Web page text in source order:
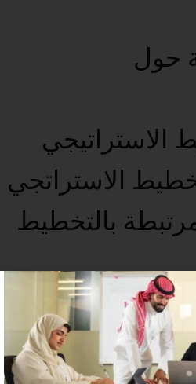
حول
الاستراتيجي
الاستراتجي
بالتخطيط